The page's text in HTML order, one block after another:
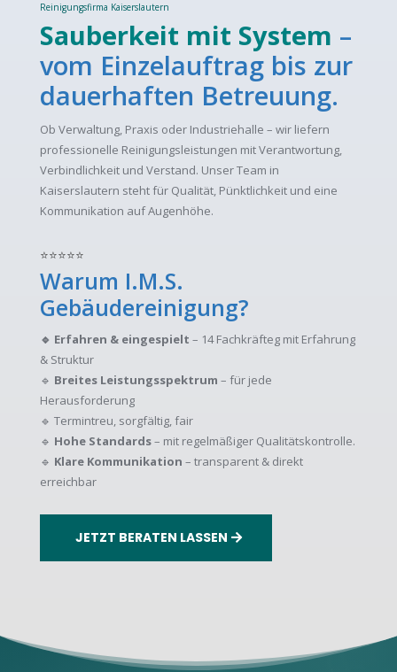
Reinigungsfirma Kaiserslautern
Sauberkeit mit System –
vom Einzelauftrag bis zur
dauerhaften Betreuung.
Ob Verwaltung, Praxis oder Industriehalle – wir liefern
professionelle Reinigungsleistungen mit Verantwortung,
Verbindlichkeit und Verstand. Unser Team in
Kaiserslautern steht für Qualität, Pünktlichkeit und eine
Kommunikation auf Augenhöhe.
⭐⭐⭐⭐⭐
Warum I.M.S.
Gebäudereinigung?
🔹 Erfahren & eingespielt – 14 Fachkräfteg mit Erfahrung
& Struktur
🔹 Breites Leistungsspektrum – für jede
Herausforderung
🔹 Termintreu, sorgfältig, fair
🔹 Hohe Standards– mit regelmäßiger Qualitätskontrolle.
🔹 Klare Kommunikation – transparent & direkt
erreichbar
JETZT BERATEN LASSEN